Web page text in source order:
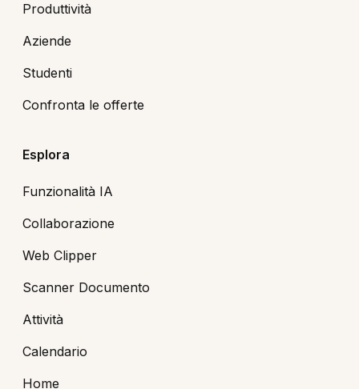
Produttività
Aziende
Studenti
Confronta le offerte
Esplora
Funzionalità IA
Collaborazione
Web Clipper
Scanner Documento
Attività
Calendario
Home